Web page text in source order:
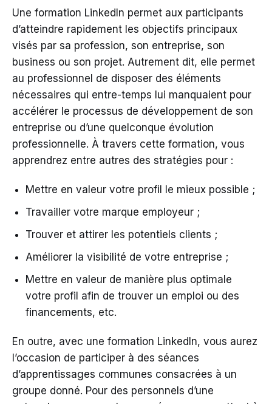
Une formation LinkedIn permet aux participants
d’atteindre rapidement les objectifs principaux
visés par sa profession, son entreprise, son
business ou son projet. Autrement dit, elle permet
au professionnel de disposer des éléments
nécessaires qui entre-temps lui manquaient pour
accélérer le processus de développement de son
entreprise ou d’une quelconque évolution
professionnelle. À travers cette formation, vous
apprendrez entre autres des stratégies pour :
Mettre en valeur votre profil le mieux possible ;
Travailler votre marque employeur ;
Trouver et attirer les potentiels clients ;
Améliorer la visibilité de votre entreprise ;
Mettre en valeur de manière plus optimale
votre profil afin de trouver un emploi ou des
financements, etc.
En outre, avec une formation LinkedIn, vous aurez
l’occasion de participer à des séances
d’apprentissages communes consacrées à un
groupe donné. Pour des personnels d’une